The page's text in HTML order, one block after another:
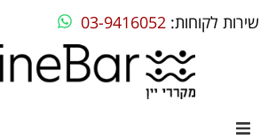
שירות לקוחות: 03-9416052